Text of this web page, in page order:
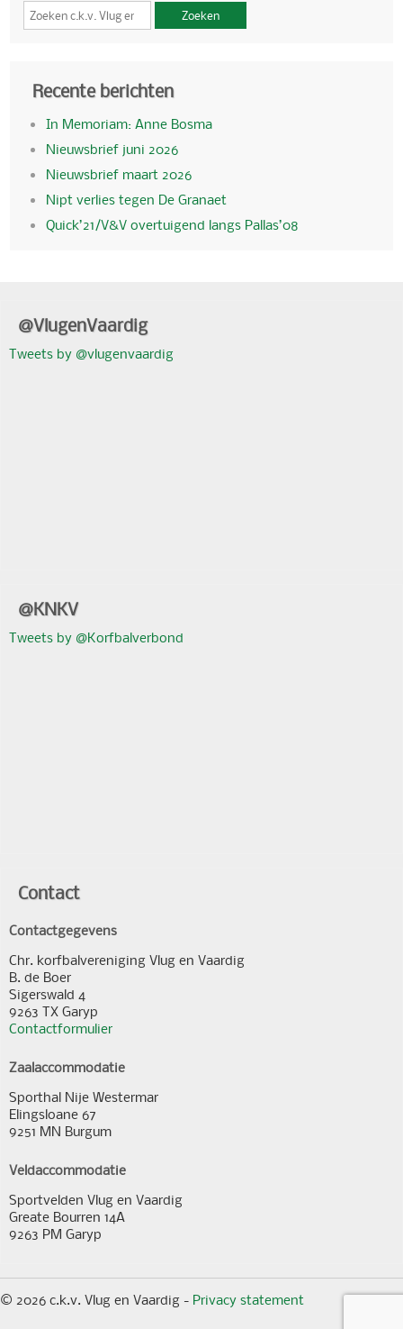
Zoeken
Recente berichten
In Memoriam: Anne Bosma
Nieuwsbrief juni 2026
Nieuwsbrief maart 2026
Nipt verlies tegen De Granaet
Quick’21/V&V overtuigend langs Pallas’08
@VlugenVaardig
Tweets by @vlugenvaardig
@KNKV
Tweets by @Korfbalverbond
Contact
Contactgegevens
Chr. korfbalvereniging Vlug en Vaardig
B. de Boer
Sigerswald 4
9263 TX Garyp
Contactformulier
Zaalaccommodatie
Sporthal Nije Westermar
Elingsloane 67
9251 MN Burgum
Veldaccommodatie
Sportvelden Vlug en Vaardig
Greate Bourren 14A
9263 PM Garyp
© 2026 c.k.v. Vlug en Vaardig - Privacy statement